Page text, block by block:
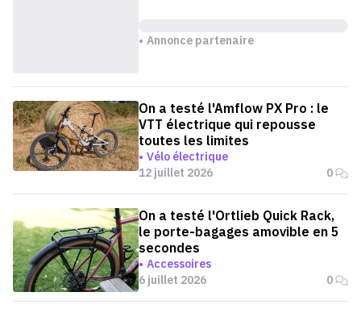
Annonce partenaire
On a testé l'Amflow PX Pro : le
VTT électrique qui repousse
toutes les limites
Vélo électrique
12 juillet 2026
0
On a testé l'Ortlieb Quick Rack,
le porte-bagages amovible en 5
secondes
Accessoires
6 juillet 2026
0